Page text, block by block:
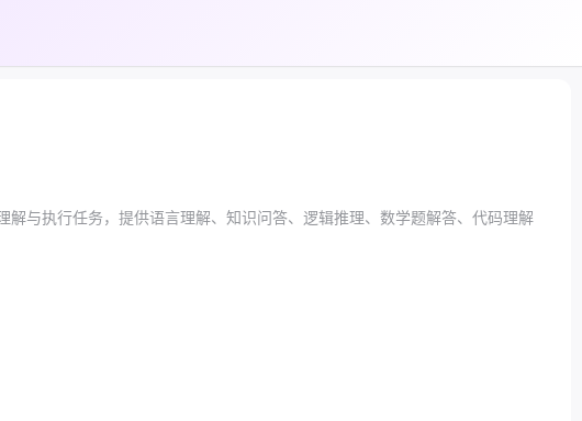
与执行任务，提供语言理解、知识问答、逻辑推理、数学题解答、代码理解